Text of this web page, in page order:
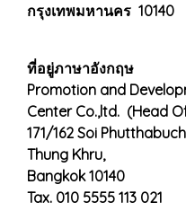
กรุงเทพมหานคร 10140
ที่อยู่ภาษาอังกฤษ
Promotion and
Center Co.,ltd. (Head
171/162 Soi
Thung Khru,
Bangkok 10140
Tax. 010 5555